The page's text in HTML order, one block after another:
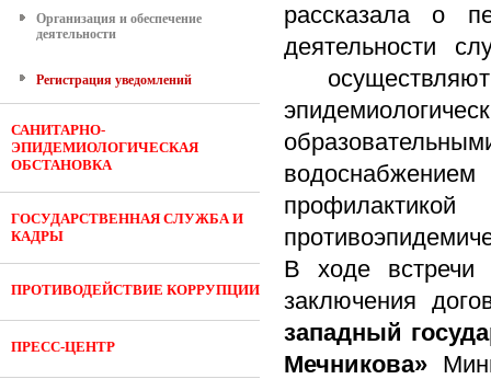
Организация и обеспечение
деятельности
Регистрация уведомлений
САНИТАРНО-
ЭПИДЕМИОЛОГИЧЕСКАЯ
ОБСТАНОВКА
ГОСУДАРСТВЕННАЯ СЛУЖБА И
КАДРЫ
ПРОТИВОДЕЙСТВИЕ КОРРУПЦИИ
ПРЕСС-ЦЕНТР
рассказала о
деятельности
В ходе встречи
заключения
западный
Мечникова»